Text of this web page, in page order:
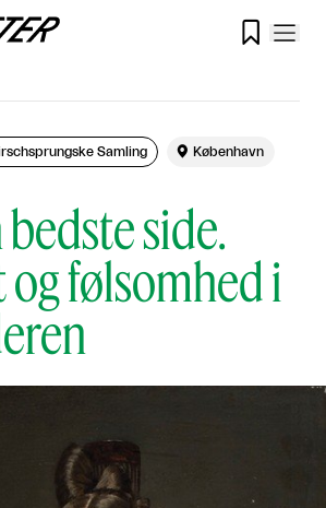

side.
følsomhed i
Samling  København